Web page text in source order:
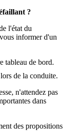
?
l'état du
informer d'un
tableau de bord.
de la conduite.
n'attendez pas
dans
des propositions